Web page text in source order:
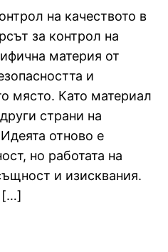
на качеството в
за контрол на
материя от
и
място. Като материал
страни на
отново е
но работата на
и изисквания.
[…]